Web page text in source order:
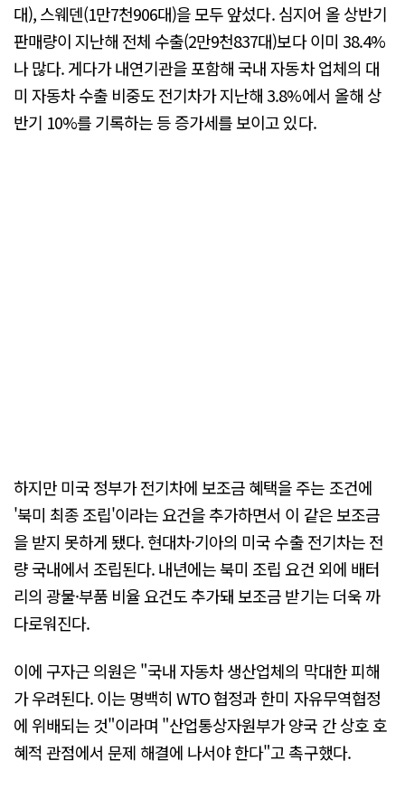
대), 스웨덴(1만7천906대)을 모두 앞섰다. 심지어 올 상반기
판매량이 지난해 전체 수출(2만9천837대)보다 이미 38.4%
나 많다. 게다가 내연기관을 포함해 국내 자동차 업체의 대
미 자동차 수출 비중도 전기차가 지난해 3.8%에서 올해 상
반기 10%를 기록하는 등 증가세를 보이고 있다.
하지만 미국 정부가 전기차에 보조금 혜택을 주는 조건에
'북미 최종 조립'이라는 요건을 추가하면서 이 같은 보조금
을 받지 못하게 됐다. 현대차·기아의 미국 수출 전기차는 전
량 국내에서 조립된다. 내년에는 북미 조립 요건 외에 배터
리의 광물·부품 비율 요건도 추가돼 보조금 받기는 더욱 까
다로워진다.
이에 구자근 의원은 "국내 자동차 생산업체의 막대한 피해
가 우려된다. 이는 명백히 WTO 협정과 한미 자유무역협정
에 위배되는 것"이라며 "산업통상자원부가 양국 간 상호 호
혜적 관점에서 문제 해결에 나서야 한다"고 촉구했다.